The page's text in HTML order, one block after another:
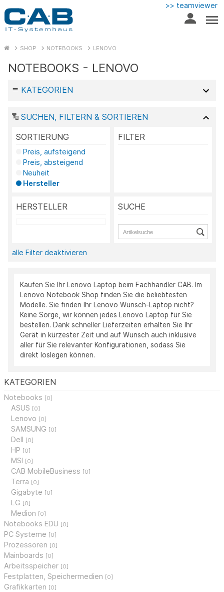
>> teamviewer
SHOP NOTEBOOKS LENOVO
KATEGORIEN
Notebooks [0]
ASUS [0]
Lenovo [0]
SAMSUNG [0]
Dell [0]
HP [0]
MSI [0]
CAB MobileBusiness [0]
Terra [0]
Gigabyte [0]
LG [0]
Medion [0]
Notebooks EDU [0]
PC Systeme [0]
Prozessoren [0]
Mainboards [0]
Arbeitsspeicher [0]
Festplatten, Speichermedien [0]
Grafikkarten [0]
NOTEBOOKS - LENOVO
KATEGORIEN
SUCHEN, FILTERN & SORTIEREN
SORTIERUNG
Preis, aufsteigend
Preis, absteigend
Neuheit
Hersteller
FILTER
HERSTELLER SUCHE
alle Filter deaktivieren
Kaufen Sie Ihr Lenovo Laptop beim Fachhändler CAB. Im
Lenovo Notebook Shop finden Sie die beliebtesten
Modelle. Sie finden Ihr Lenovo Wunsch-Laptop nicht?
Keine Sorge, wir können jedes Lenovo Laptop für Sie
bestellen. Dank schneller Lieferzeiten erhalten Sie Ihr
Gerät in kürzester Zeit und auf Wunsch auch inklusive
aller für Sie relevanter Konfigurationen, sodass Sie
direkt loslegen können.